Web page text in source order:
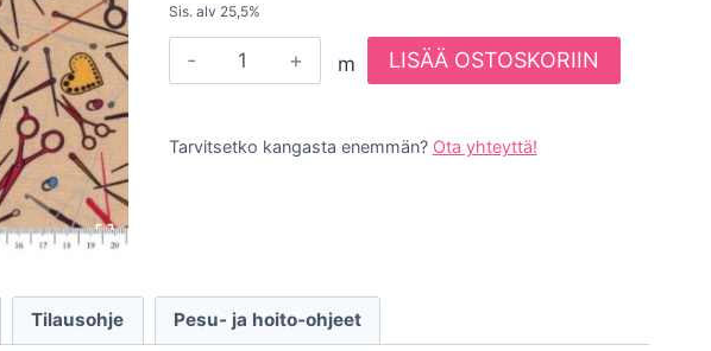
Sis. alv 25,5%
F1216
Puuvillakangas
käsityötarvikkeet,
m LISÄÄ OSTOSKORIIN
Tarvitsetko kangasta enemmän? Ota yhteyttä!
Tilausohje Pesu- ja hoito-ohjeet